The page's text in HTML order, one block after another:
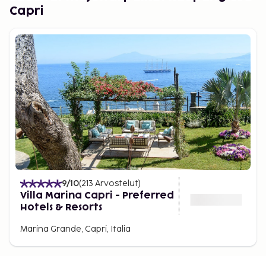
Lentokenttäkuljetus
Tarjoamme nyt kuljetuksia tiettyihin hotelleihin.
Hotellit: La Residenza, San Michele, Biancamaria ja
Syrene.
Paikan päällä on maksettava turistiveroa.
Capri
9/10(213 Arvostelut)
Villa Marina Capri - Preferred
Hotels & Resorts
Marina Grande, Capri, Italia